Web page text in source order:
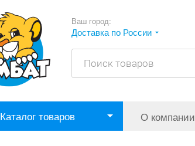
Ваш город:
Доставка по России
Каталог товаров О компании